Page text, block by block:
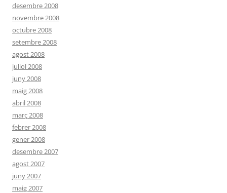
desembre 2008
novembre 2008
octubre 2008
setembre 2008
agost 2008
juliol 2008
juny 2008
maig 2008
abril 2008
març 2008
febrer 2008
gener 2008
desembre 2007
agost 2007
juny 2007
maig 2007